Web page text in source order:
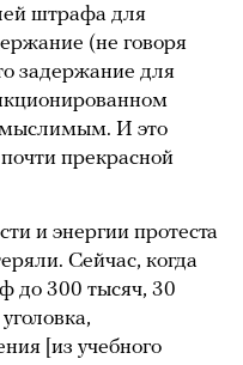
штрафа для
(не говоря
задержание для
И это
прекрасной
и энергии протеста
Сейчас, когда
до 300 тысяч, 30
[из учебного